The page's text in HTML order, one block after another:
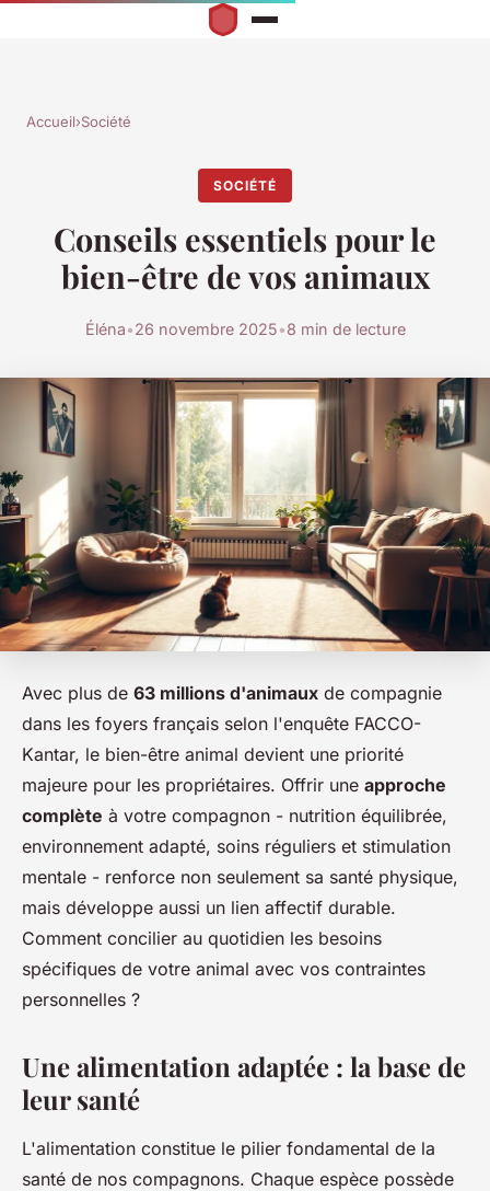
Accueil›Société
SOCIÉTÉ
Conseils essentiels pour le
bien-être de vos animaux
Éléna•26 novembre 2025•8 min de lecture
Avec plus de 63 millions d'animaux de compagnie
dans les foyers français selon l'enquête FACCO-
Kantar, le bien-être animal devient une priorité
majeure pour les propriétaires. Offrir une approche
complète à votre compagnon - nutrition équilibrée,
environnement adapté, soins réguliers et stimulation
mentale - renforce non seulement sa santé physique,
mais développe aussi un lien affectif durable.
Comment concilier au quotidien les besoins
spécifiques de votre animal avec vos contraintes
personnelles ?
Une alimentation adaptée : la base de
leur santé
L'alimentation constitue le pilier fondamental de la
santé de nos compagnons. Chaque espèce possède